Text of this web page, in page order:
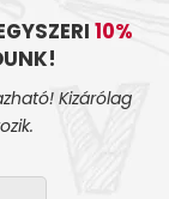
10%
Kizárólag